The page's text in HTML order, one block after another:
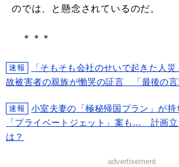
のでは、と懸念されているのだ。
＊＊＊
速報
「そもそも会社のせいで起きた人
故被害者の親族が慟哭の証言 「最後の言
速報
小室夫妻の「極秘帰国プラン」が
「プライベートジェット」案も… 計画立
は？
advertisement